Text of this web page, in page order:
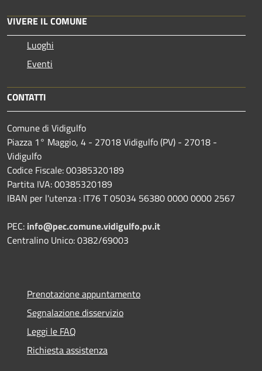
VIVERE IL COMUNE
Luoghi
Eventi
CONTATTI
Comune di Vidigulfo
Piazza 1° Maggio, 4 - 27018 Vidigulfo (PV) - 27018 -
Vidigulfo
Codice Fiscale: 00385320189
Partita IVA: 00385320189
IBAN per l'utenza : IT76 T 05034 56380 0000 0000 2567
PEC: info@pec.comune.vidigulfo.pv.it
Centralino Unico: 0382/69003
Prenotazione appuntamento
Segnalazione disservizio
Leggi le FAQ
Richiesta assistenza